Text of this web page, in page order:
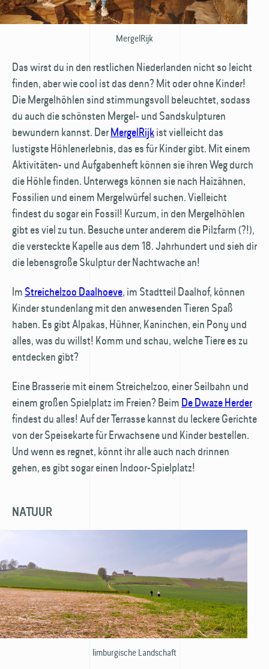
MergelRijk
Das wirst du in den restlichen Niederlanden nicht so leicht
finden, aber wie cool ist das denn? Mit oder ohne Kinder!
Die Mergelhöhlen sind stimmungsvoll beleuchtet, sodass
du auch die schönsten Mergel- und Sandskulpturen
bewundern kannst. DerMergelRijkist vielleicht das
lustigste Höhlenerlebnis, das es für Kinder gibt. Mit einem
Aktivitäten- und Aufgabenheft können sie ihren Weg durch
die Höhle finden. Unterwegs können sie nach Haizähnen,
Fossilien und einem Mergelwürfel suchen. Vielleicht
findest du sogar ein Fossil! Kurzum, in den Mergelhöhlen
gibt es viel zu tun. Besuche unter anderem die Pilzfarm (?!),
die versteckte Kapelle aus dem 18. Jahrhundert und sieh dir
die lebensgroße Skulptur der Nachtwache an!
Im Streichelzoo Daalhoeve, im Stadtteil Daalhof, können
Kinder stundenlang mit den anwesenden Tieren Spaß
haben. Es gibt Alpakas, Hühner, Kaninchen, ein Pony und
alles, was du willst! Komm und schau, welche Tiere es zu
entdecken gibt?
Eine Brasserie mit einem Streichelzoo, einer Seilbahn und
einem großen Spielplatz im Freien? Beim De Dwaze Herder
findest du alles! Auf der Terrasse kannst du leckere Gerichte
von der Speisekarte für Erwachsene und Kinder bestellen.
Und wenn es regnet, könnt ihr alle auch nach drinnen
gehen, es gibt sogar einen Indoor-Spielplatz!
NATUUR
limburgische Landschaft